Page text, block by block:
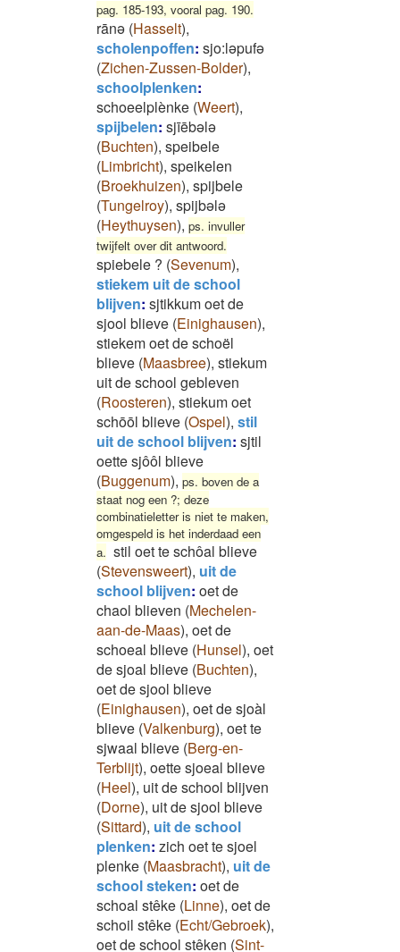
pag. 185-193, vooral pag. 190.
rānə (Hasselt),
scholenpoffen: sjo:ləpufə
(Zichen-Zussen-Bolder),
schoolplenken:
schoeelplènke (Weert),
spijbelen: sjīēbələ
(Buchten), speibele
(Limbricht), speikelen
(Broekhuizen), spijbele
(Tungelroy), spijbələ
(Heythuysen), ps. invuller
twijfelt over dit antwoord.
spiebele ? (Sevenum),
stiekem uit de school
blijven: sjtikkum oet de
sjool blieve (Einighausen),
stiekem oet de schoël
blieve (Maasbree), stiekum
uit de school gebleven
(Roosteren), stiekum oet
schōōl blieve (Ospel), stil
uit de school blijven: sjtil
oette sjôôl blieve
(Buggenum), ps. boven de a
staat nog een ?; deze
combinatieletter is niet te maken,
omgespeld is het inderdaad een
a. stil oet te schôal blieve
(Stevensweert), uit de
school blijven: oet de
chaol blieven (Mechelen-
aan-de-Maas), oet de
schoeal blieve (Hunsel), oet
de sjoal blieve (Buchten),
oet de sjool blieve
(Einighausen), oet de sjoàl
blieve (Valkenburg), oet te
sjwaal blieve (Berg-en-
Terblijt), oette sjoeal blieve
(Heel), uit de school blijven
(Dorne), uit de sjool blieve
(Sittard), uit de school
plenken: zich oet te sjoel
plenke (Maasbracht), uit de
school steken: oet de
schoal stêke (Linne), oet de
schoil stêke (Echt/Gebroek),
oet de school stêken (Sint-